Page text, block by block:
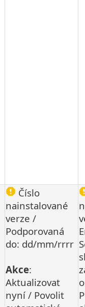
Číslo
nainstalované
verze /
Podporovaná
do: dd/mm/rrrr
Akce:
Aktualizovat
nyní / Povolit